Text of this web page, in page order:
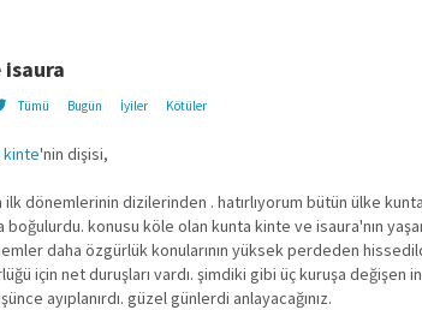
isaura
Tümü Bugün İyiler Kötüler
kinte'nin dişisi,
dönemlerinin dizilerinden . hatırlıyorum bütün ülke
boğulurdu. konusu köle olan kunta kinte ve isaura'nın
daha özgürlük konularının yüksek perdeden
için net duruşları vardı. şimdiki gibi üç kuruşa değişen
ayıplanırdı. güzel günlerdi anlayacağınız.